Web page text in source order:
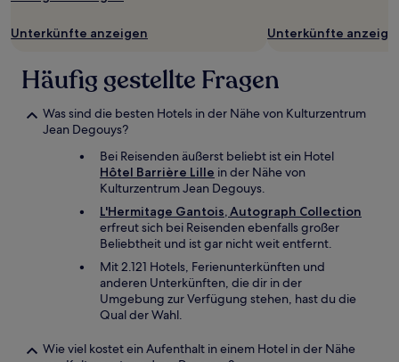
Bedingungen
Unterkünfte anzeigen Unterkünfte
Häufig gestellte Fragen
Was sind die besten Hotels in der Nähe von Kulturzentrum
Jean Degouys?
Bei Reisenden äußerst beliebt ist ein Hotel
Hôtel Barrière Lille in der Nähe von
Kulturzentrum Jean Degouys.
L'Hermitage Gantois, Autograph Collection
erfreut sich bei Reisenden ebenfalls großer
Beliebtheit und ist gar nicht weit entfernt.
Mit 2.121 Hotels, Ferienunterkünften und
anderen Unterkünften, die dir in der
Umgebung zur Verfügung stehen, hast du die
Qual der Wahl.
Wie viel kostet ein Aufenthalt in einem Hotel in der Nähe